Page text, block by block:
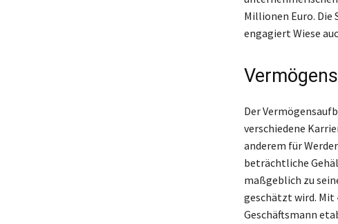
Millionen Euro. Die
engagiert Wiese
Der
verschiedene
anderem für
beträchtliche
maßgeblich zu
geschätzt wird. Mit
Geschäftsmann